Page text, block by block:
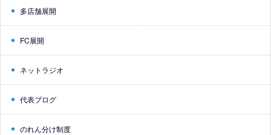
多店舗展開
FC展開
ネットラジオ
代表ブログ
のれん分け制度